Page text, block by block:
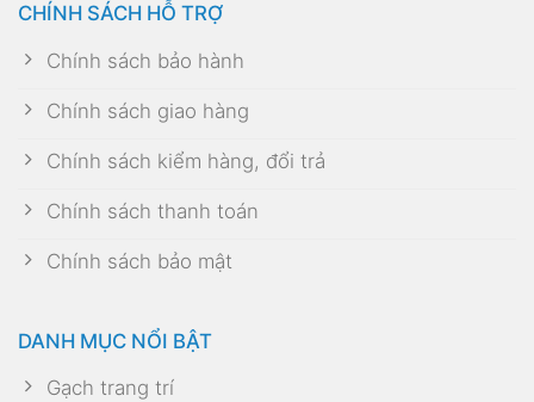
CHÍNH SÁCH HỖ TRỢ
Chính sách bảo hành
Chính sách giao hàng
Chính sách kiểm hàng, đổi trả
Chính sách thanh toán
Chính sách bảo mật
DANH MỤC NỔI BẬT
Gạch trang trí